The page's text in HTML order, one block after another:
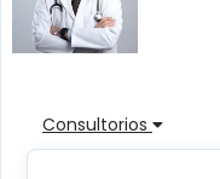
Consultorios